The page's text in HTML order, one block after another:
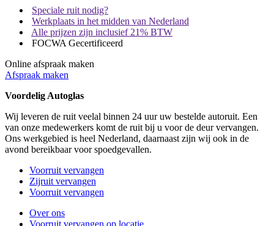
Speciale ruit nodig?
Werkplaats in het midden van Nederland
Alle prijzen zijn inclusief 21% BTW
FOCWA Gecertificeerd
Online afspraak maken
Afspraak maken
Voordelig Autoglas
Wij leveren de ruit veelal binnen 24 uur uw bestelde autoruit. Een
van onze medewerkers komt de ruit bij u voor de deur vervangen.
Ons werkgebied is heel Nederland, daarnaast zijn wij ook in de
avond bereikbaar voor spoedgevallen.
Voorruit vervangen
Zijruit vervangen
Voorruit vervangen
Over ons